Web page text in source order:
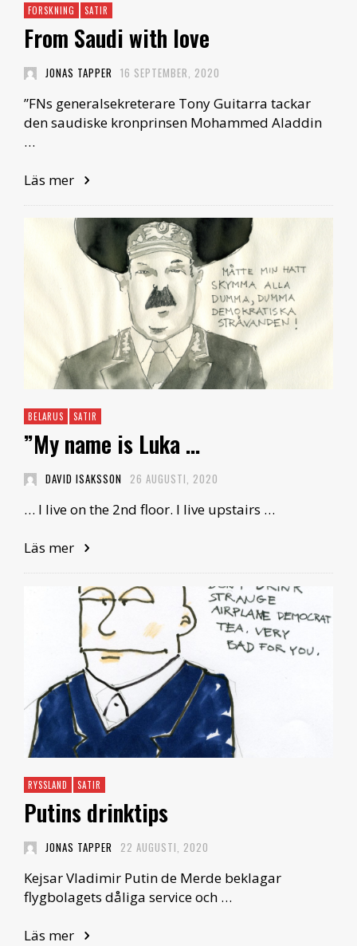
FORSKNING SATIR
From Saudi with love
JONAS TAPPER 16 SEPTEMBER, 2020
”FNs generalsekreterare Tony Guitarra tackar
den saudiske kronprinsen Mohammed Aladdin
…
Läs mer
BELARUS SATIR
”My name is Luka …
DAVID ISAKSSON 26 AUGUSTI, 2020
… I live on the 2nd floor. I live upstairs …
Läs mer
RYSSLAND SATIR
Putins drinktips
JONAS TAPPER 22 AUGUSTI, 2020
Kejsar Vladimir Putin de Merde beklagar
flygbolagets dåliga service och …
Läs mer